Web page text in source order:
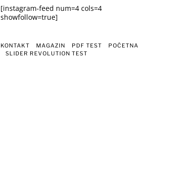
[instagram-feed num=4 cols=4
showfollow=true]
KONTAKT MAGAZIN PDF TEST
POČETNA
SLIDER REVOLUTION TEST